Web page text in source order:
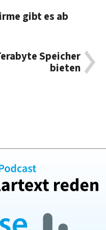
gibt es ab
Speicher
bieten